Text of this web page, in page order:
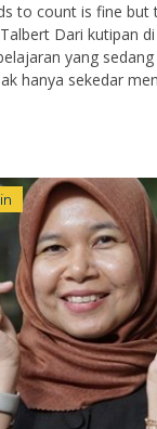
to count is fine
Dari kutipan
yang
hanya sekedar